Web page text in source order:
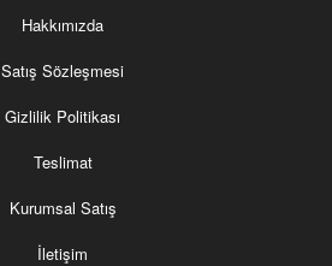
Hakkımızda
Satış Sözleşmesi
Gizlilik Politikası
Teslimat
Kurumsal Satış
İletişim